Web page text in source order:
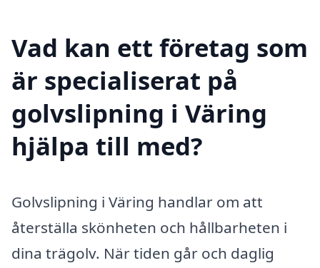
Vad kan ett företag som
är specialiserat på
golvslipning i Väring
hjälpa till med?
Golvslipning i Väring handlar om att
återställa skönheten och hållbarheten i
dina trägolv. När tiden går och daglig